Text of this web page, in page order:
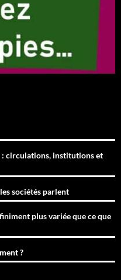
: circulations, institutions et
sociétés parlent
plus variée que ce que
?